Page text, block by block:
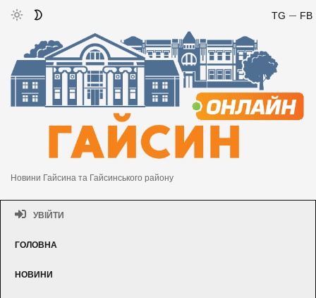
FB
TG
Новини Гайсина та Гайсинського району
УВІЙТИ
ГОЛОВНА
НОВИНИ